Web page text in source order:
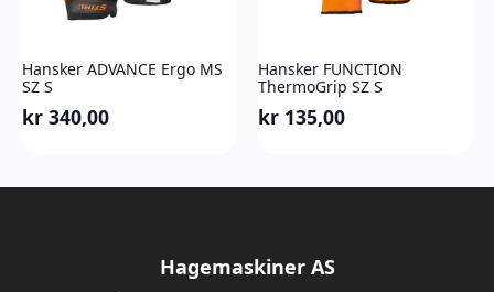
Hansker ADVANCE Ergo MS
SZ S
kr 340,00
Hansker FUNCTION
ThermoGrip SZ S
kr 135,00
Hagemaskiner AS